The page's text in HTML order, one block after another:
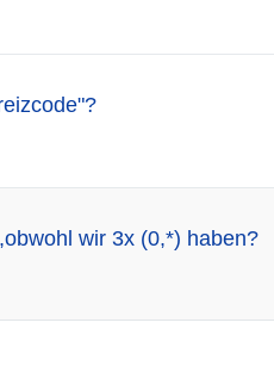
wir 3x (0,*) haben?